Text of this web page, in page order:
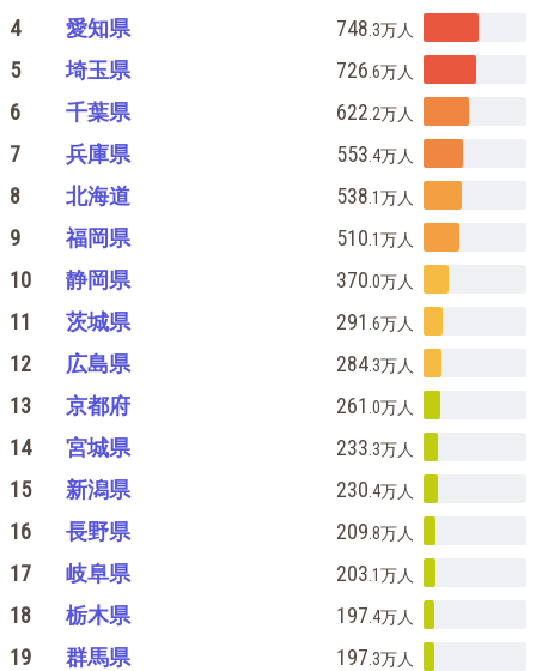
4 愛知県 748 .3万人
5 埼玉県 726 .6万人
6 千葉県 622 .2万人
7 兵庫県 553 .4万人
8 北海道 538 .1万人
9 福岡県 510 .1万人
10 静岡県 370 .0万人
11 茨城県 291 .6万人
12 広島県 284.3万人
13 京都府 261 .0万人
14 宮城県 233 .3万人
15 新潟県 230 .4万人
16 長野県 209 .8万人
17 岐阜県 203 .1万人
18 栃木県 197 .4万人
19 群馬県 197 .3万人